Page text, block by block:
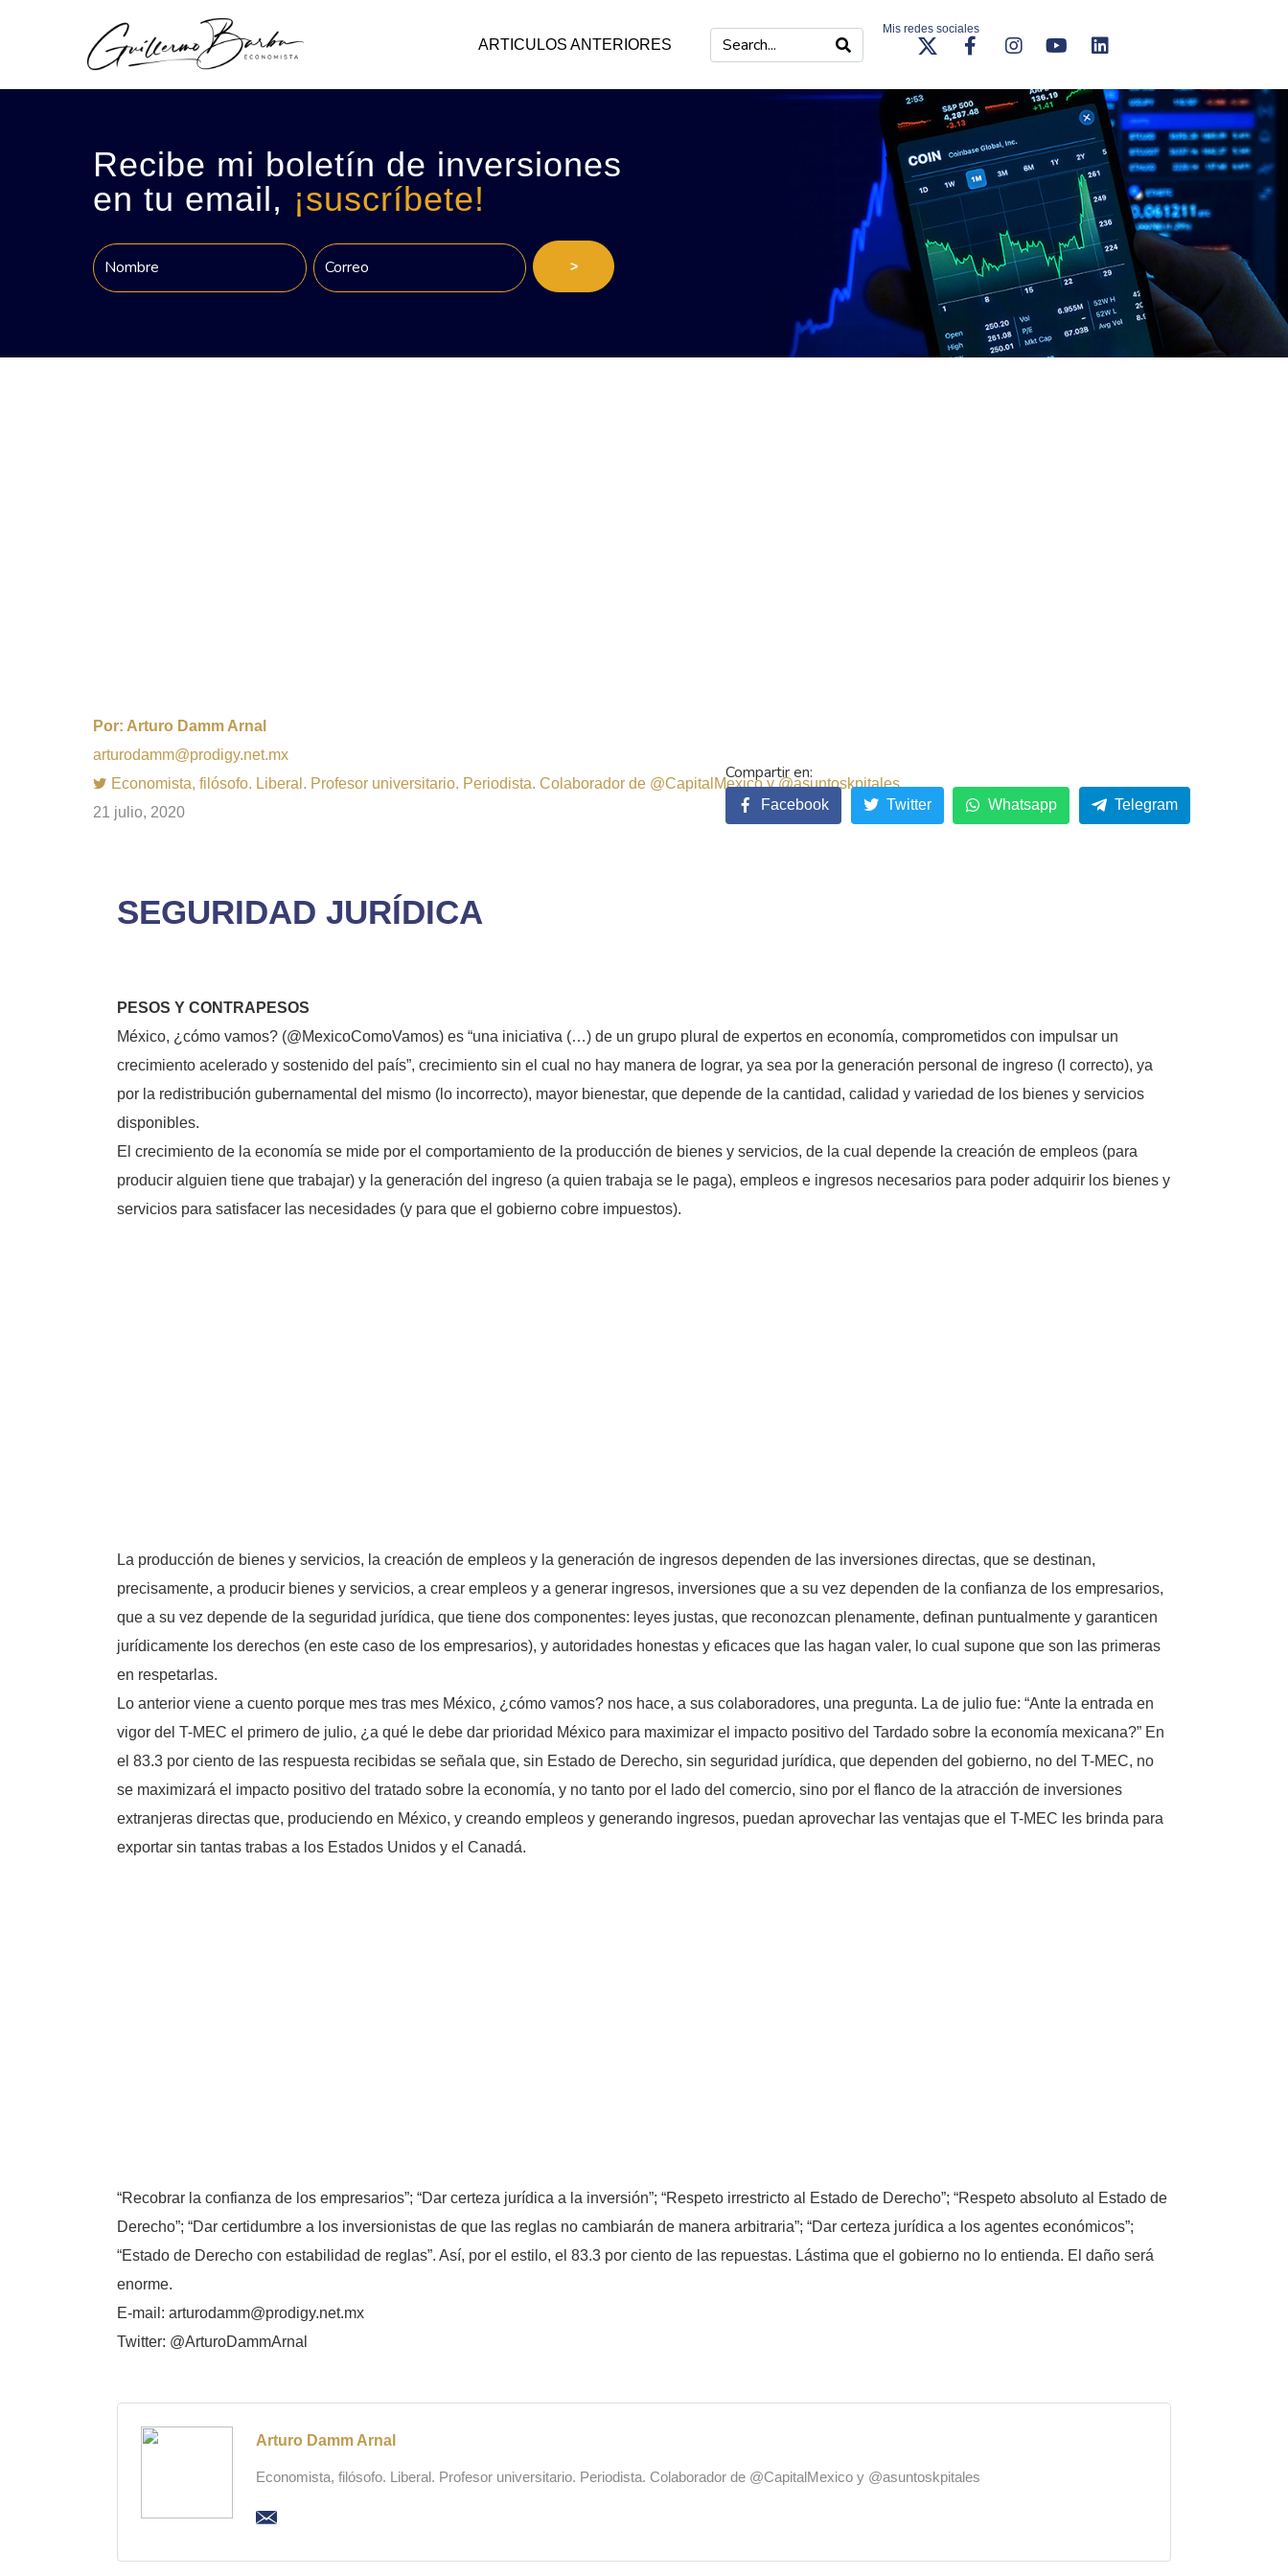
ARTICULOS ANTERIORES
Mis redes sociales
Recibe mi boletín de inversiones
en tu email, ¡suscríbete!
>
Por: Arturo Damm Arnal
arturodamm@prodigy.net.mx
Economista, filósofo. Liberal. Profesor universitario. Periodista. Colaborador de @CapitalMexico y @asuntoskpitales
21 julio, 2020
SEGURIDAD JURÍDICA
PESOS Y CONTRAPESOS
México, ¿cómo vamos? (@MexicoComoVamos) es “una iniciativa (…) de un grupo plural de expertos en economía, comprometidos con impulsar un
crecimiento acelerado y sostenido del país”, crecimiento sin el cual no hay manera de lograr, ya sea por la generación personal de ingreso (l correcto), ya
por la redistribución gubernamental del mismo (lo incorrecto), mayor bienestar, que depende de la cantidad, calidad y variedad de los bienes y servicios
disponibles.
El crecimiento de la economía se mide por el comportamiento de la producción de bienes y servicios, de la cual depende la creación de empleos (para
producir alguien tiene que trabajar) y la generación del ingreso (a quien trabaja se le paga), empleos e ingresos necesarios para poder adquirir los bienes y
servicios para satisfacer las necesidades (y para que el gobierno cobre impuestos).
La producción de bienes y servicios, la creación de empleos y la generación de ingresos dependen de las inversiones directas, que se destinan,
precisamente, a producir bienes y servicios, a crear empleos y a generar ingresos, inversiones que a su vez dependen de la confianza de los empresarios,
que a su vez depende de la seguridad jurídica, que tiene dos componentes: leyes justas, que reconozcan plenamente, definan puntualmente y garanticen
jurídicamente los derechos (en este caso de los empresarios), y autoridades honestas y eficaces que las hagan valer, lo cual supone que son las primeras
en respetarlas.
Lo anterior viene a cuento porque mes tras mes México, ¿cómo vamos? nos hace, a sus colaboradores, una pregunta. La de julio fue: “Ante la entrada en
vigor del T-MEC el primero de julio, ¿a qué le debe dar prioridad México para maximizar el impacto positivo del Tardado sobre la economía mexicana?” En
el 83.3 por ciento de las respuesta recibidas se señala que, sin Estado de Derecho, sin seguridad jurídica, que dependen del gobierno, no del T-MEC, no
se maximizará el impacto positivo del tratado sobre la economía, y no tanto por el lado del comercio, sino por el flanco de la atracción de inversiones
extranjeras directas que, produciendo en México, y creando empleos y generando ingresos, puedan aprovechar las ventajas que el T-MEC les brinda para
exportar sin tantas trabas a los Estados Unidos y el Canadá.
“Recobrar la confianza de los empresarios”; “Dar certeza jurídica a la inversión”; “Respeto irrestricto al Estado de Derecho”; “Respeto absoluto al Estado de
Derecho”; “Dar certidumbre a los inversionistas de que las reglas no cambiarán de manera arbitraria”; “Dar certeza jurídica a los agentes económicos”;
“Estado de Derecho con estabilidad de reglas”. Así, por el estilo, el 83.3 por ciento de las repuestas. Lástima que el gobierno no lo entienda. El daño será
enorme.
E-mail: arturodamm@prodigy.net.mx
Twitter: @ArturoDammArnal
Facebook Twitter Whatsapp Telegram
Arturo Damm Arnal
Economista, filósofo. Liberal. Profesor universitario. Periodista. Colaborador de @CapitalMexico y @asuntoskpitales